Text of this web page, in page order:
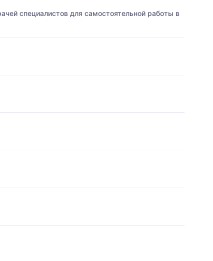
специалистов для самостоятельной работы в